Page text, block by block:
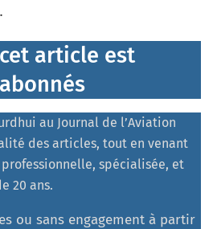
article est
au Journal de l’Aviation
des articles, tout en venant
spécialisée, et
20 ans.
ou sans engagement à partir